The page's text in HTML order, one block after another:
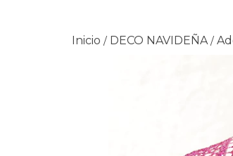
Inicio / DECO NAVIDEÑA /